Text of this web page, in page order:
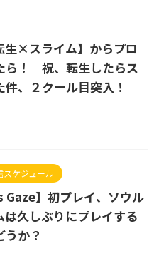
生×スライム】からプロ
ら！ 祝、転生したらス
件、２クール目突入！
スケジュール
Gaze】初プレイ、ソウル
は久しぶりにプレイする
うか？